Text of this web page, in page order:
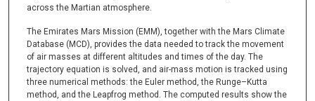
across the Martian atmosphere.
The Emirates Mars Mission (EMM), together with the Mars Climate
Database (MCD), provides the data needed to track the movement
of air masses at different altitudes and times of the day. The
trajectory equation is solved, and air-mass motion is tracked using
three numerical methods: the Euler method, the Runge–Kutta
method, and the Leapfrog method. The computed results show the